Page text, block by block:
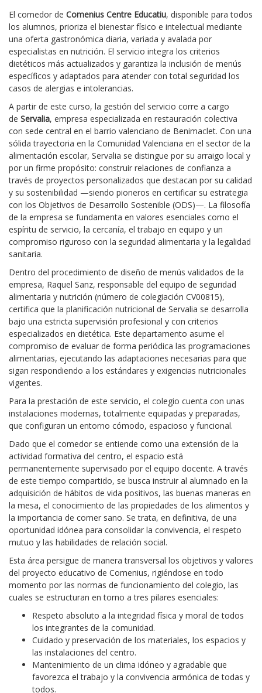
El comedor de Comenius Centre Educatiu, disponible para todos
los alumnos, prioriza el bienestar físico e intelectual mediante
una oferta gastronómica diaria, variada y avalada por
especialistas en nutrición. El servicio integra los criterios
dietéticos más actualizados y garantiza la inclusión de menús
específicos y adaptados para atender con total seguridad los
casos de alergias e intolerancias.
A partir de este curso, la gestión del servicio corre a cargo
de Servalia, empresa especializada en restauración colectiva
con sede central en el barrio valenciano de Benimaclet. Con una
sólida trayectoria en la Comunidad Valenciana en el sector de la
alimentación escolar, Servalia se distingue por su arraigo local y
por un firme propósito: construir relaciones de confianza a
través de proyectos personalizados que destacan por su calidad
y su sostenibilidad —siendo pioneros en certificar su estrategia
con los Objetivos de Desarrollo Sostenible (ODS)—. La filosofía
de la empresa se fundamenta en valores esenciales como el
espíritu de servicio, la cercanía, el trabajo en equipo y un
compromiso riguroso con la seguridad alimentaria y la legalidad
sanitaria.
Dentro del procedimiento de diseño de menús validados de la
empresa, Raquel Sanz, responsable del equipo de seguridad
alimentaria y nutrición (número de colegiación CV00815),
certifica que la planificación nutricional de Servalia se desarrolla
bajo una estricta supervisión profesional y con criterios
especializados en dietética. Este departamento asume el
compromiso de evaluar de forma periódica las programaciones
alimentarias, ejecutando las adaptaciones necesarias para que
sigan respondiendo a los estándares y exigencias nutricionales
vigentes.
Para la prestación de este servicio, el colegio cuenta con unas
instalaciones modernas, totalmente equipadas y preparadas,
que configuran un entorno cómodo, espacioso y funcional.
Dado que el comedor se entiende como una extensión de la
actividad formativa del centro, el espacio está
permanentemente supervisado por el equipo docente. A través
de este tiempo compartido, se busca instruir al alumnado en la
adquisición de hábitos de vida positivos, las buenas maneras en
la mesa, el conocimiento de las propiedades de los alimentos y
la importancia de comer sano. Se trata, en definitiva, de una
oportunidad idónea para consolidar la convivencia, el respeto
mutuo y las habilidades de relación social.
Esta área persigue de manera transversal los objetivos y valores
del proyecto educativo de Comenius, rigiéndose en todo
momento por las normas de funcionamiento del colegio, las
cuales se estructuran en torno a tres pilares esenciales:
Respeto absoluto a la integridad física y moral de todos
los integrantes de la comunidad.
Cuidado y preservación de los materiales, los espacios y
las instalaciones del centro.
Mantenimiento de un clima idóneo y agradable que
favorezca el trabajo y la convivencia armónica de todas y
todos.